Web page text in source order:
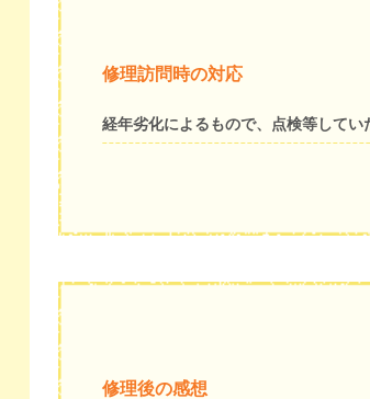
修理訪問時の対応
経年劣化によるもので、点検等してい
修理後の感想